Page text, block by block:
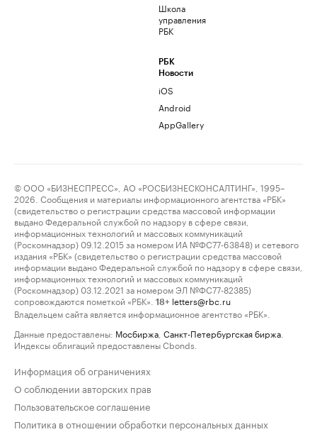
Школа
управления
РБК
РБК
Новости
iOS
Android
AppGallery
© ООО «БИЗНЕСПРЕСС», АО «РОСБИЗНЕСКОНСАЛТИНГ», 1995–
2026. Сообщения и материалы информационного агентства «РБК»
(свидетельство о регистрации средства массовой информации
выдано Федеральной службой по надзору в сфере связи,
информационных технологий и массовых коммуникаций
(Роскомнадзор) 09.12.2015 за номером ИА №ФС77-63848) и сетевого
издания «РБК» (свидетельство о регистрации средства массовой
информации выдано Федеральной службой по надзору в сфере связи,
информационных технологий и массовых коммуникаций
(Роскомнадзор) 03.12.2021 за номером ЭЛ №ФС77-82385)
сопровождаются пометкой «РБК».
18+ letters@rbc.ru
Владельцем сайта является информационное агентство «РБК».
Данные предоставлены: Мосбиржа Санкт-Петербургская биржа
Индексы облигаций предоставлены Cbonds.
Информация об ограничениях
О соблюдении авторских прав
Пользовательское соглашение
Политика в отношении обработки персональных данных